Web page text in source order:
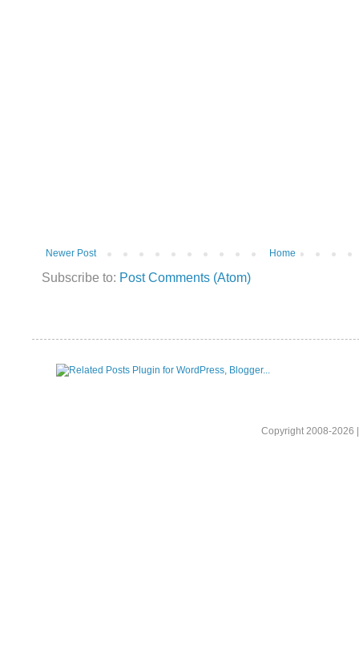
Newer Post Home
Subscribe to: Post Comments (Atom)
Copyright 2008-2026